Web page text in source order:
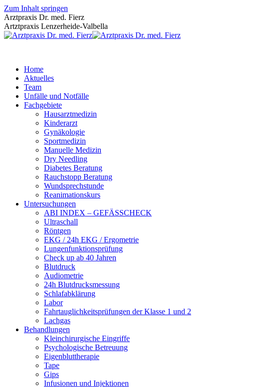
Zum Inhalt springen
Arztpraxis Dr. med. Fierz
Artztpraxis Lenzerheide-Valbella
Home
Aktuelles
Team
Unfälle und Notfälle
Fachgebiete
Hausarztmedizin
Kinderarzt
Gynäkologie
Sportmedizin
Manuelle Medizin
Dry Needling
Diabetes Beratung
Rauchstopp Beratung
Wundsprechstunde
Reanimationskurs
Untersuchungen
ABI INDEX – GEFÄSSCHECK
Ultraschall
Röntgen
EKG / 24h EKG / Ergometrie
Lungenfunktionsprüfung
Check up ab 40 Jahren
Blutdruck
Audiometrie
24h Blutdrucksmessung
Schlafabklärung
Labor
Fahrtauglichkeitsprüfungen der Klasse 1 und 2
Lachgas
Behandlungen
Kleinchirurgische Eingriffe
Psychologische Betreuung
Eigenbluttherapie
Tape
Gips
Infusionen und Injektionen